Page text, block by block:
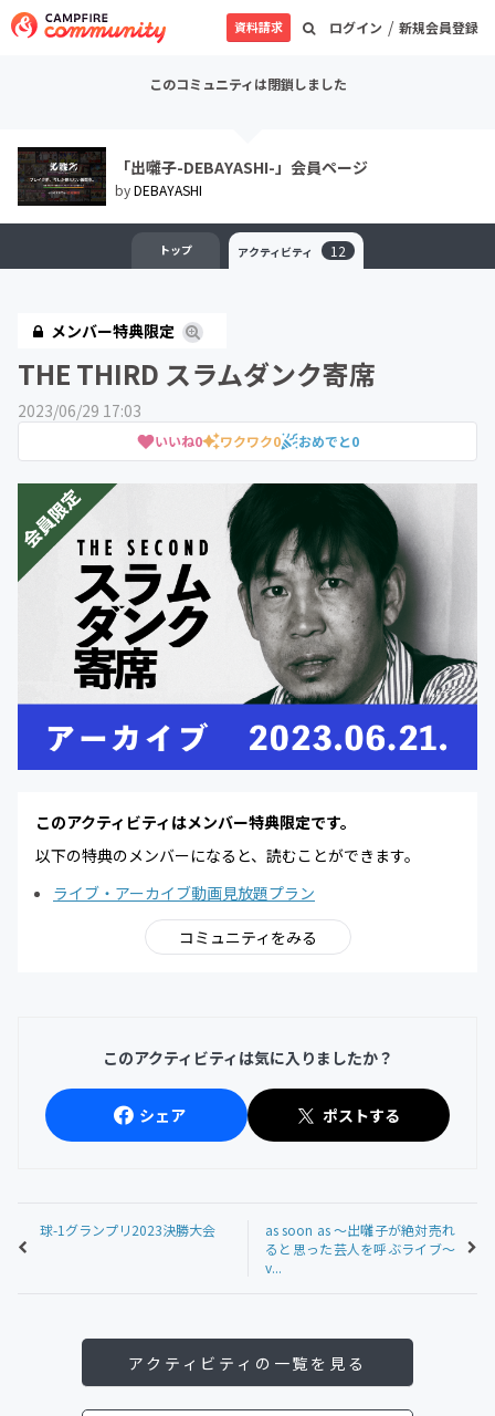
ログイン / 新規会員登録
資料請求
このコミュニティは閉鎖しました
「出囃子-DEBAYASHI-」会員ページ
byDEBAYASHI
トップ アクティビティ 12
メンバー特典限定
THE THIRD スラムダンク寄席
2023/06/29 17:03
いいね0 ワクワク0 おめでと0
このアクティビティはメンバー特典限定です。
以下の特典のメンバーになると、読むことができます。
ライブ・アーカイブ動画見放題プラン
コミュニティをみる
このアクティビティは気に入りましたか？
シェア ポストする
球-1グランプリ2023決勝大会
as soon as 〜出囃子が絶対売れ
ると思った芸人を呼ぶライブ〜
v...
アクティビティの一覧を見る